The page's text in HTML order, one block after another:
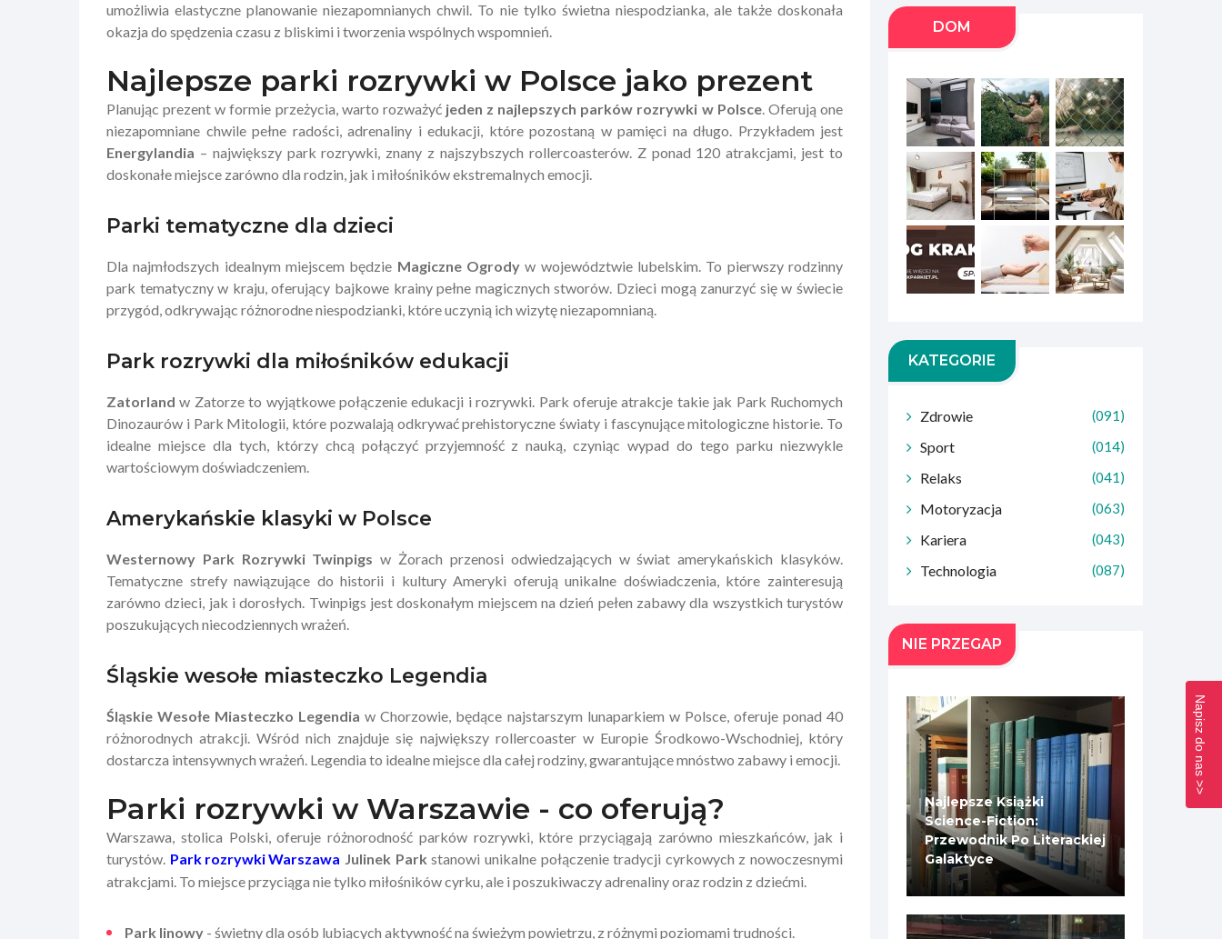
umożliwia elastyczne planowanie niezapomnianych chwil. To nie tylko świetna niespodzianka, ale także doskonała
okazja do spędzenia czasu z bliskimi i tworzenia wspólnych wspomnień.
Najlepsze parki rozrywki w Polsce jako prezent
Planując prezent w formie przeżycia, warto rozważyć jeden z najlepszych parków rozrywki w Polsce. Oferują one
niezapomniane chwile pełne radości, adrenaliny i edukacji, które pozostaną w pamięci na długo. Przykładem jest
Energylandia – największy park rozrywki, znany z najszybszych rollercoasterów. Z ponad 120 atrakcjami, jest to
doskonałe miejsce zarówno dla rodzin, jak i miłośników ekstremalnych emocji.
Parki tematyczne dla dzieci
Dla najmłodszych idealnym miejscem będzie Magiczne Ogrody w województwie lubelskim. To pierwszy rodzinny
park tematyczny w kraju, oferujący bajkowe krainy pełne magicznych stworów. Dzieci mogą zanurzyć się w świecie
przygód, odkrywając różnorodne niespodzianki, które uczynią ich wizytę niezapomnianą.
Park rozrywki dla miłośników edukacji
Zatorland w Zatorze to wyjątkowe połączenie edukacji i rozrywki. Park oferuje atrakcje takie jak Park Ruchomych
Dinozaurów i Park Mitologii, które pozwalają odkrywać prehistoryczne światy i fascynujące mitologiczne historie. To
idealne miejsce dla tych, którzy chcą połączyć przyjemność z nauką, czyniąc wypad do tego parku niezwykle
wartościowym doświadczeniem.
Amerykańskie klasyki w Polsce
Westernowy Park Rozrywki Twinpigs w Żorach przenosi odwiedzających w świat amerykańskich klasyków.
Tematyczne strefy nawiązujące do historii i kultury Ameryki oferują unikalne doświadczenia, które zainteresują
zarówno dzieci, jak i dorosłych. Twinpigs jest doskonałym miejscem na dzień pełen zabawy dla wszystkich turystów
poszukujących niecodziennych wrażeń.
Śląskie wesołe miasteczko Legendia
Śląskie Wesołe Miasteczko Legendia w Chorzowie, będące najstarszym lunaparkiem w Polsce, oferuje ponad 40
różnorodnych atrakcji. Wśród nich znajduje się największy rollercoaster w Europie Środkowo-Wschodniej, który
dostarcza intensywnych wrażeń. Legendia to idealne miejsce dla całej rodziny, gwarantujące mnóstwo zabawy i emocji.
Parki rozrywki w Warszawie - co oferują?
Warszawa, stolica Polski, oferuje różnorodność parków rozrywki, które przyciągają zarówno mieszkańców, jak i
turystów. Park rozrywki Warszawa Julinek Park stanowi unikalne połączenie tradycji cyrkowych z nowoczesnymi
atrakcjami. To miejsce przyciąga nie tylko miłośników cyrku, ale i poszukiwaczy adrenaliny oraz rodzin z dziećmi.
Park linowy - świetny dla osób lubiących aktywność na świeżym powietrzu, z różnymi poziomami trudności.
DOM
KATEGORIE
Zdrowie (091)
Sport (014)
Relaks (041)
Motoryzacja (063)
Kariera (043)
Technologia (087)
NIE PRZEGAP
Najlepsze Książki
Science-Fiction:
Przewodnik Po Literackiej
Galaktyce
Napisz do nas >>